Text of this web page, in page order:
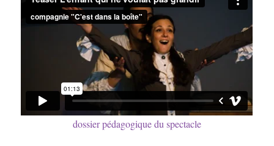
dossier pédagogique du spectacle